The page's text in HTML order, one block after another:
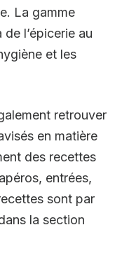
La gamme
l’épicerie au
et les
retrouver
en matière
des recettes
entrées,
sont par
la section